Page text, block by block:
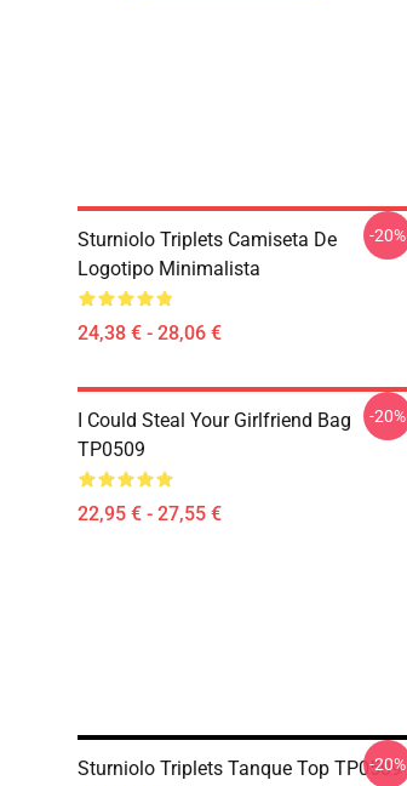
Sturniolo Triplets Camiseta De
Logotipo Minimalista
24,38 € - 28,06 €
-20%
I Could Steal Your Girlfriend Bag
TP0509
22,95 € - 27,55 €
-20%
Sturniolo Triplets Tanque Top TP0509
-20%